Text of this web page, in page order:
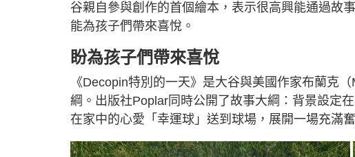
谷親自參與創作的首個繪本，表示很高興能通過故
能為孩子們帶來喜悅。
盼為孩子們帶來喜悅
《Decopin特別的一天》是大谷與美國作家布蘭克
綱。出版社Poplar同時公開了故事大綱：背景設定
在家中的心愛「幸運球」送到球場，展開一場充滿